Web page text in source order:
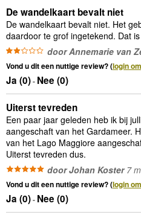
De wandelkaart bevalt niet
De wandelkaart bevalt niet. Het
daardoor te grof ingetekend. Dat
door Annemarie van
Vond u dit een nuttige review? (login
Ja (0)- Nee (0)
Uiterst tevreden
Een paar jaar geleden heb ik bij
aangeschaft van het Gardameer.
van het Lago Maggiore
Uiterst tevreden dus.
door Johan Koster7
Vond u dit een nuttige review? (login
Ja (0)- Nee (0)